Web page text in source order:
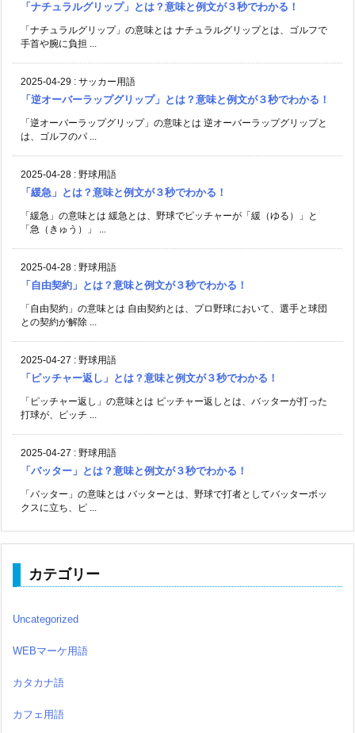
「ナチュラルグリップ」とは？意味と例文が３秒でわかる！
「ナチュラルグリップ」の意味とは ナチュラルグリップとは、ゴルフで
手首や腕に負担 ...
2025-04-29 : サッカー用語
「逆オーバーラップグリップ」とは？意味と例文が３秒でわかる！
「逆オーバーラップグリップ」の意味とは 逆オーバーラップグリップと
は、ゴルフのパ ...
2025-04-28 : 野球用語
「緩急」とは？意味と例文が３秒でわかる！
「緩急」の意味とは 緩急とは、野球でピッチャーが「緩（ゆる）」と
「急（きゅう）」 ...
2025-04-28 : 野球用語
「自由契約」とは？意味と例文が３秒でわかる！
「自由契約」の意味とは 自由契約とは、プロ野球において、選手と球団
との契約が解除 ...
2025-04-27 : 野球用語
「ピッチャー返し」とは？意味と例文が３秒でわかる！
「ピッチャー返し」の意味とは ピッチャー返しとは、バッターが打った
打球が、ピッチ ...
2025-04-27 : 野球用語
「バッター」とは？意味と例文が３秒でわかる！
「バッター」の意味とは バッターとは、野球で打者としてバッターボッ
クスに立ち、ピ ...
カテゴリー
Uncategorized
WEBマーケ用語
カタカナ語
カフェ用語